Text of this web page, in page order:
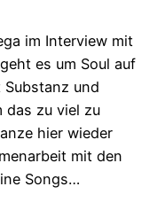
im Interview mit
es um Soul auf
und
das zu viel zu
hier wieder
mit den
Songs…